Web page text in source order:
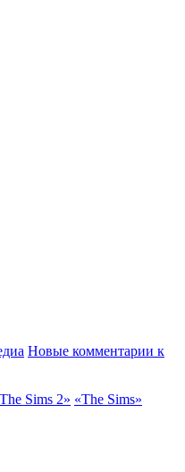
Новые комментарии к
Sims 2» «The Sims»